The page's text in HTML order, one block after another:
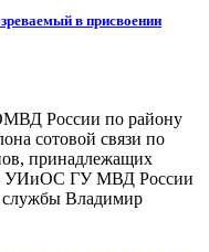
в присвоении
России по району
сотовой связи по
принадлежащих
УИиОС ГУ МВД России
службы Владимир